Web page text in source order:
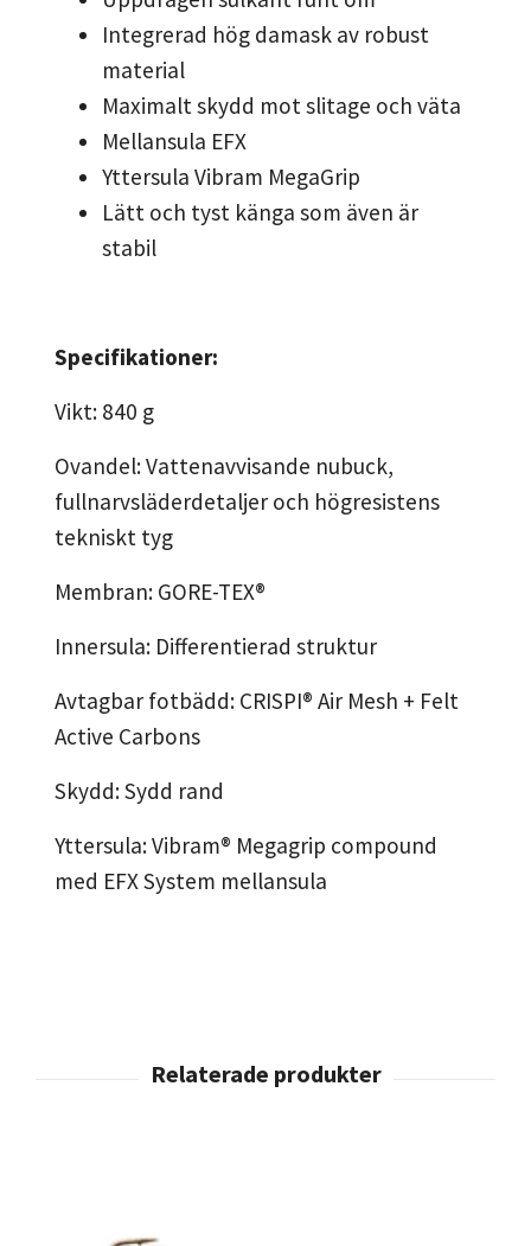
Integrerad hög damask av robust
material
Maximalt skydd mot slitage och väta
Mellansula EFX
Yttersula Vibram MegaGrip
Lätt och tyst känga som även är
stabil
Specifikationer:
Vikt: 840 g
Ovandel: Vattenavvisande nubuck,
fullnarvsläderdetaljer och högresistens
tekniskt tyg
Membran: GORE-TEX®
Innersula: Differentierad struktur
Avtagbar fotbädd: CRISPI® Air Mesh + Felt
Active Carbons
Skydd: Sydd rand
Yttersula: Vibram® Megagrip compound
med EFX System mellansula